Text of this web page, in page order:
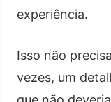
experiência.
Isso não
vezes, um